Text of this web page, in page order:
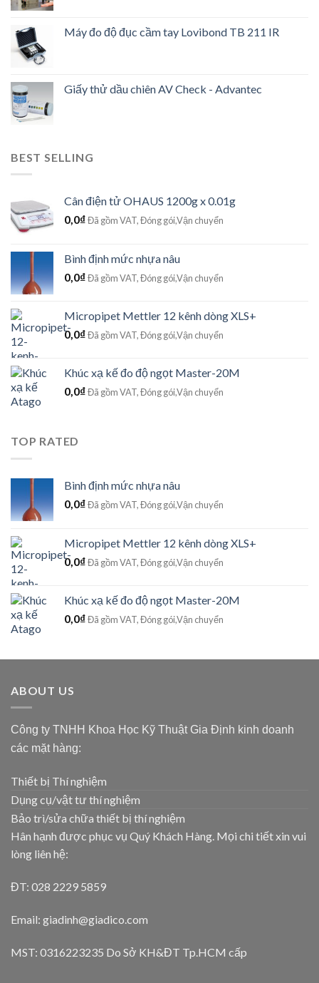
Máy đo độ đục cầm tay Lovibond TB 211 IR
Giấy thử dầu chiên AV Check - Advantec
BEST SELLING
Cân điện tử OHAUS 1200g x 0.01g
0,0₫Đã gồm VAT, Đóng gói,Vận chuyển
Bình định mức nhựa nâu
0,0₫Đã gồm VAT, Đóng gói,Vận chuyển
Micropipet Mettler 12 kênh dòng XLS+
0,0₫Đã gồm VAT, Đóng gói,Vận chuyển
Khúc xạ kế đo độ ngọt Master-20M
0,0₫Đã gồm VAT, Đóng gói,Vận chuyển
TOP RATED
Bình định mức nhựa nâu
0,0₫Đã gồm VAT, Đóng gói,Vận chuyển
Micropipet Mettler 12 kênh dòng XLS+
0,0₫Đã gồm VAT, Đóng gói,Vận chuyển
Khúc xạ kế đo độ ngọt Master-20M
0,0₫Đã gồm VAT, Đóng gói,Vận chuyển
ABOUT US
Công ty TNHH Khoa Học Kỹ Thuật Gia Định kinh doanh
các mặt hàng:
Thiết bị Thí nghiệm
Dụng cụ/vật tư thí nghiệm
Bảo trì/sửa chữa thiết bị thí nghiệm
Hân hạnh được phục vụ Quý Khách Hàng. Mọi chi tiết xin vui
lòng liên hệ:
ĐT: 028 2229 5859
Email: giadinh@giadico.com
MST: 0316223235 Do Sở KH&ĐT Tp.HCM cấp